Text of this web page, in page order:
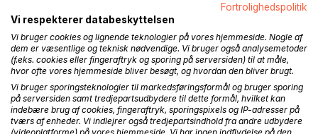
tre forskellige former for teoretisk viden: den
fænomenologiske, den objektivistiske og den
praxeologiske. Bourdieu betegner sin egen empiriske
videnskab som praxeologisk.
Forskergruppen Praxeologi låner termen fra Bourdieu og
har som ambition at grundlægge og undervise i en
sygeplejevidenskab, med basis i en humanvidenskab og
social erfaringsvidenskab.
Fortrolighedspolitik
Vi respekterer databeskyttelsen
Vi bruger cookies og lignende teknologier på vores hjemmeside. Nogle af
dem er væsentlige og teknisk nødvendige. Vi bruger også analysemetoder
(f.eks. cookies eller fingeraftryk og sporing på serversiden) til at måle,
hvor ofte vores hjemmeside bliver besøgt, og hvordan den bliver brugt.
Vi bruger sporingsteknologier til markedsføringsformål og bruger sporing
på serversiden samt tredjepartsudbydere til dette formål, hvilket kan
indebære brug af cookies, fingeraftryk, sporingspixels og IP-adresser på
tværs af enheder. Vi indlejrer også tredjepartsindhold fra andre udbydere
(videoplatforme) på vores hjemmeside. Vi har ingen indflydelse på den